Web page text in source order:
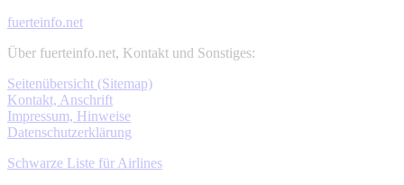
fuerteinfo.net
Über fuerteinfo.net, Kontakt und Sonstiges:
Seitenübersicht (Sitemap)
Kontakt, Anschrift
Impressum, Hinweise
Datenschutzerklärung
Schwarze Liste für Airlines